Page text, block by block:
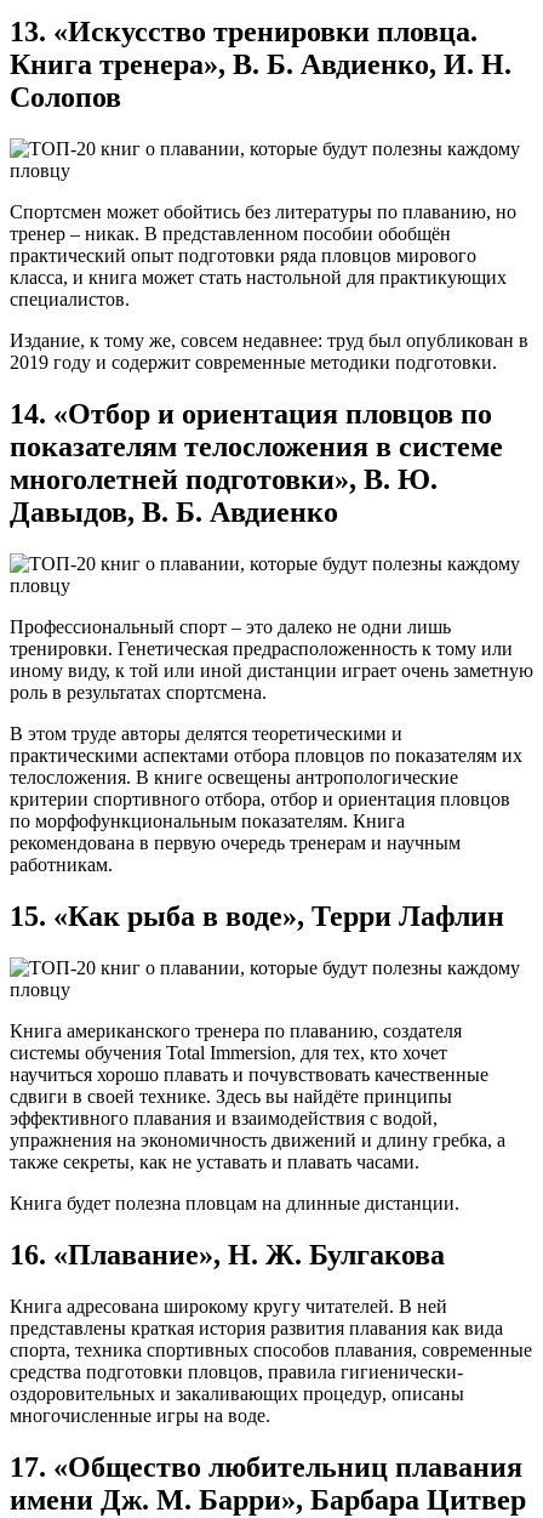
13. «Искусство тренировки пловца.
Книга тренера», В. Б. Авдиенко, И. Н.
Солопов
Спортсмен может обойтись без литературы по плаванию, но
тренер – никак. В представленном пособии обобщён
практический опыт подготовки ряда пловцов мирового
класса, и книга может стать настольной для практикующих
специалистов.
Издание, к тому же, совсем недавнее: труд был опубликован в
2019 году и содержит современные методики подготовки.
14. «Отбор и ориентация пловцов по
показателям телосложения в системе
многолетней подготовки», В. Ю.
Давыдов, В. Б. Авдиенко
Профессиональный спорт – это далеко не одни лишь
тренировки. Генетическая предрасположенность к тому или
иному виду, к той или иной дистанции играет очень заметную
роль в результатах спортсмена.
В этом труде авторы делятся теоретическими и
практическими аспектами отбора пловцов по показателям их
телосложения. В книге освещены антропологические
критерии спортивного отбора, отбор и ориентация пловцов
по морфофункциональным показателям. Книга
рекомендована в первую очередь тренерам и научным
работникам.
15. «Как рыба в воде», Терри Лафлин
Книга американского тренера по плаванию, создателя
системы обучения Total Immersion, для тех, кто хочет
научиться хорошо плавать и почувствовать качественные
сдвиги в своей технике. Здесь вы найдёте принципы
эффективного плавания и взаимодействия с водой,
упражнения на экономичность движений и длину гребка, а
также секреты, как не уставать и плавать часами.
Книга будет полезна пловцам на длинные дистанции.
16. «Плавание», Н. Ж. Булгакова
Книга адресована широкому кругу читателей. В ней
представлены краткая история развития плавания как вида
спорта, техника спортивных способов плавания, современные
средства подготовки пловцов, правила гигиенически-
оздоровительных и закаливающих процедур, описаны
многочисленные игры на воде.
17. «Общество любительниц плавания
имени Дж. М. Барри», Барбара Цитвер